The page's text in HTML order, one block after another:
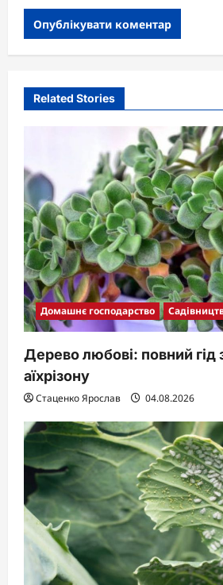
Related Stories
Домашнє господарство
Дерево любові: повний гід
аїхрізону
Стаценко Ярослав 04.08.2026